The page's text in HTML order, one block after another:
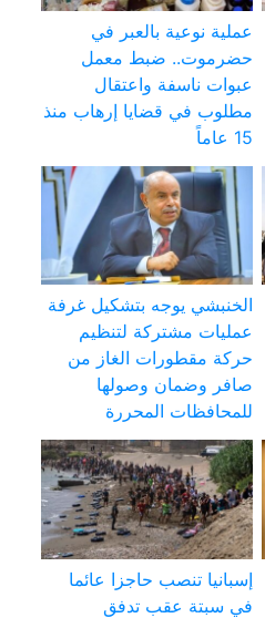
عملية نوعية بالعبر في
حضرموت.. ضبط معمل
عبوات ناسفة واعتقال
مطلوب في قضايا إرهاب منذ
15 عاماً
الخنبشي يوجه بتشكيل غرفة
عمليات مشتركة لتنظيم
حركة مقطورات الغاز من
صافر وضمان وصولها
للمحافظات المحررة
إسبانيا تنصب حاجزا عائما
في سبتة عقب تدفق